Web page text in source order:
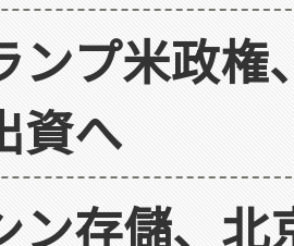
ンプ米政
資へ
ン存儲、北